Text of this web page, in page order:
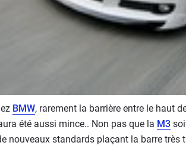
BMW, rarement la barrière entre le haut
été aussi mince.. Non pas que la M3
nouveaux standards plaçant la barre très